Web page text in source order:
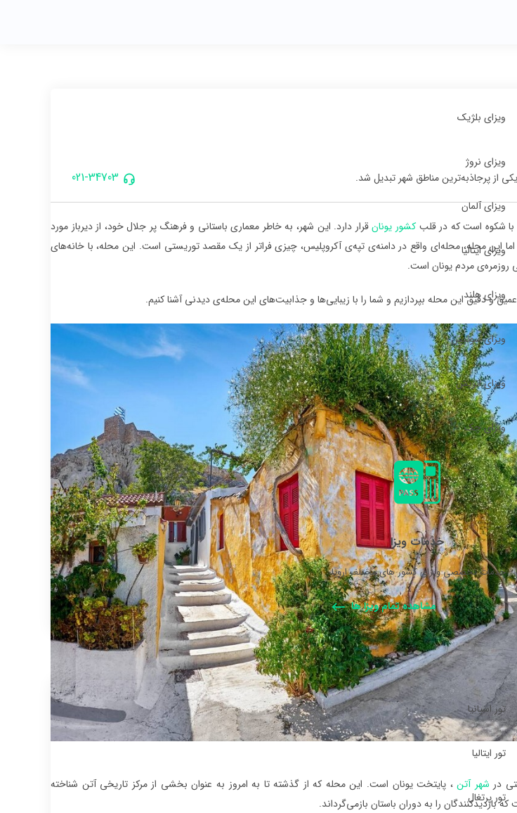
ویزای بلژیک
ویزای نروژ
ویزای آلمان
ویزای ایتالیا
ویزای هلند
ویزای سوئیس
ویزای اتریش
ویزای چک
خدمات ویزا
خدمات تخصصی ویزای کشور های مختلف اروپا.
مشاهده تمام ویزا ها
تور اسپانیا
تور ایتالیا
تور پرتغال
021-34703 از پرجاذبه‌ترین مناطق شهر تبدیل شد.
با شکوه است که در قلبکشور یونانقرار دارد. این شهر، به خاطر معماری باستانی و فرهنگ پر جلال خود، از دیرباز مورد
این محله، محله‌ای واقع در دامنه‌ی تپه‌ی آکروپلیس، چیزی فراتر از یک مقصد توریستی است. این محله، با خانه‌های
روزمره‌ی مردم یونان است.
و دقیق این محله بپردازیم و شما را با زیبایی‌ها و جذابیت‌های این محله‌ی دیدنی آشنا کنیم.
در شهر آتن، پایتخت یونان است. این محله که از گذشته تا به امروز به عنوان بخشی از مرکز تاریخی آتن شناخته
بازدیدکنندگان را به دوران باستان بازمی‌گرداند.